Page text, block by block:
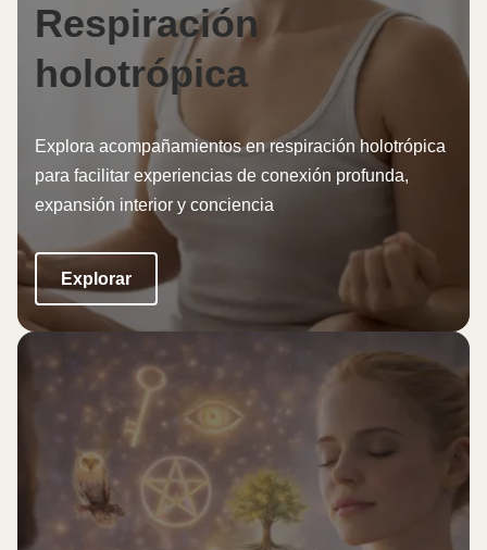
Respiración
holotrópica
Explora acompañamientos en respiración holotrópica
para facilitar experiencias de conexión profunda,
expansión interior y conciencia
Explorar